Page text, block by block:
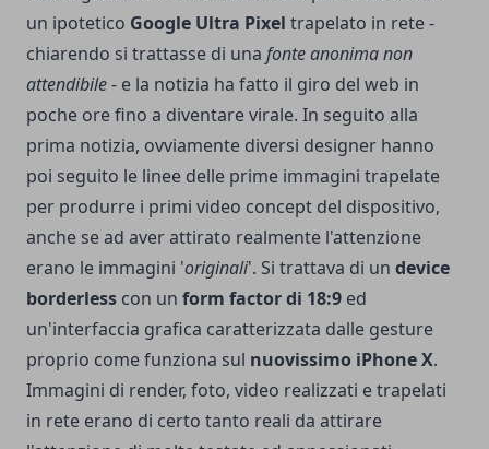
un ipotetico Google Ultra Pixel trapelato in rete -
chiarendo si trattasse di una fonte anonima non
attendibile- e la notizia ha fatto il giro del web in
poche ore fino a diventare virale. In seguito alla
prima notizia, ovviamente diversi designer hanno
poi seguito le linee delle prime immagini trapelate
per produrre i primi video concept del dispositivo,
anche se ad aver attirato realmente l'attenzione
erano le immagini 'originali'. Si trattava di un device
borderless con un form factor di 18:9 ed
un'interfaccia grafica caratterizzata dalle gesture
proprio come funziona sul nuovissimo iPhone X.
Immagini di render, foto, video realizzati e trapelati
in rete erano di certo tanto reali da attirare